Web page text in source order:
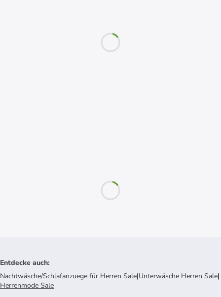
Entdecke auch:
Nachtwäsche/Schlafanzuege für Herren Sale|Unterwäsche Herren Sale|
Herrenmode Sale